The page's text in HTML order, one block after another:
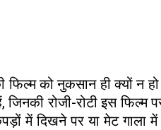
को नुकसान ही क्यों न
रोजी-रोटी इस फिल्म
में दिखने पर या मेट गाला